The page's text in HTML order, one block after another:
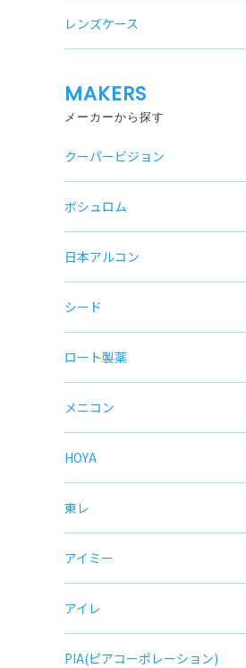
レンズケース
MAKERS
メーカーから探す
クーパービジョン
ボシュロム
日本アルコン
シード
ロート製薬
メニコン
HOYA
東レ
アイミー
アイレ
PIA(ピアコーポレーション)